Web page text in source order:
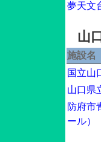
夢天文
山
施設名
国立山
山口県
防府市
ール）